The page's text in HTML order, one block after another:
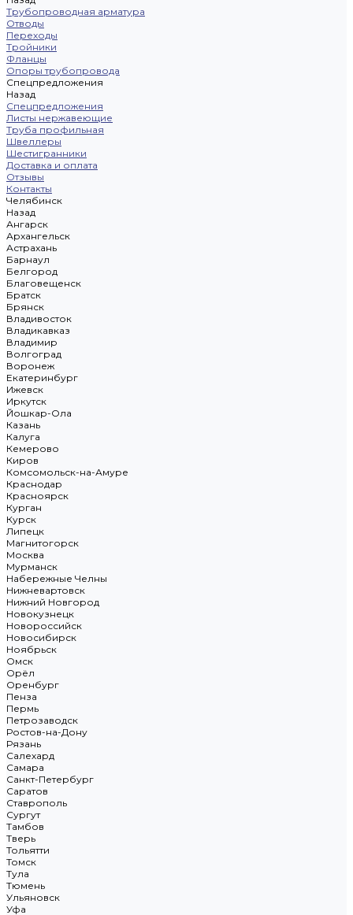
Трубопроводная арматура
Отводы
Переходы
Тройники
Фланцы
Опоры трубопровода
Спецпредложения
Назад
Спецпредложения
Листы нержавеющие
Труба профильная
Швеллеры
Шестигранники
Доставка и оплата
Отзывы
Контакты
Челябинск
Назад
Ангарск
Архангельск
Астрахань
Барнаул
Белгород
Благовещенск
Братск
Брянск
Владивосток
Владикавказ
Владимир
Волгоград
Воронеж
Екатеринбург
Ижевск
Иркутск
Йошкар-Ола
Казань
Калуга
Кемерово
Киров
Комсомольск-на-Амуре
Краснодар
Красноярск
Курган
Курск
Липецк
Магнитогорск
Москва
Мурманск
Набережные Челны
Нижневартовск
Нижний Новгород
Новокузнецк
Новороссийск
Новосибирск
Ноябрьск
Омск
Орёл
Оренбург
Пенза
Пермь
Петрозаводск
Ростов-на-Дону
Рязань
Салехард
Самара
Санкт-Петербург
Саратов
Ставрополь
Сургут
Тамбов
Тверь
Тольятти
Томск
Тула
Тюмень
Ульяновск
Уфа